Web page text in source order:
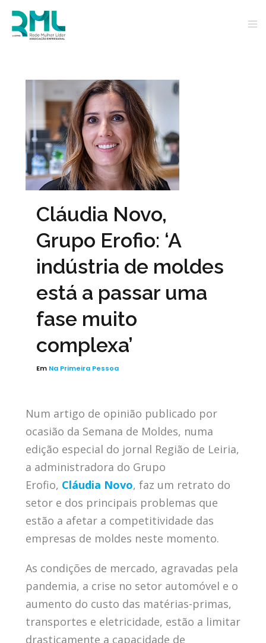
Cláudia Novo,
Grupo Erofio: ‘A
indústria de moldes
está a passar uma
fase muito
complexa’
Em Na Primeira Pessoa
Num artigo de opinião publicado por
ocasião da Semana de Moldes, numa
edição especial do jornal Região de Leiria,
a administradora do Grupo
Erofio, Cláudia Novo, faz um retrato do
setor e dos principais problemas que
estão a afetar a competitividade das
empresas de moldes neste momento.
As condições de mercado, agravadas pela
pandemia, a crise no setor automóvel e o
aumento do custo das matérias-primas,
transportes e eletricidade, estão a limitar
drasticamente a capacidade de